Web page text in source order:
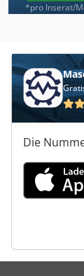
*pro Inserat/
Die